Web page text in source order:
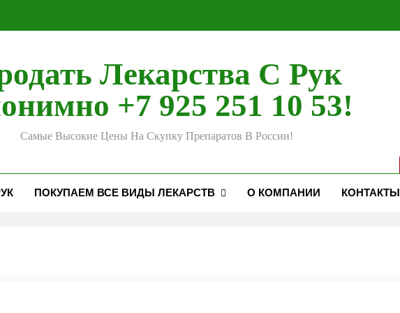
Лекарства С Рук
+7 925 251 10 53!
Самые Высокие Цены На Скупку Препаратов В России!
ПОКУПАЕМ ВСЕ ВИДЫ ЛЕКАРСТВ О КОМПАНИИ КОНТАКТЫ